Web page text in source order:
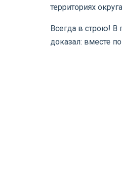
территориях
Всегда в строю! В
доказал: вместе